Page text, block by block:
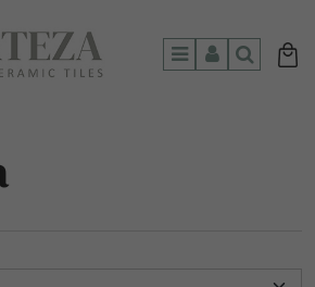
MenuPanelSzukaj